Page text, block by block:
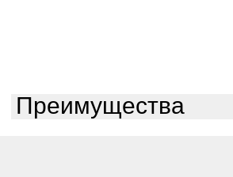
Преимущества